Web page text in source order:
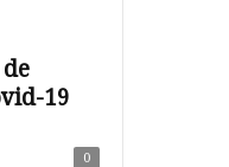
19
0